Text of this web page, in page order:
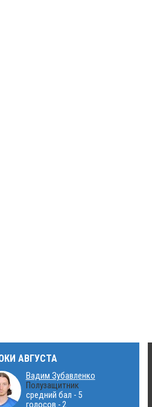
АВГУСТА
Вадим Зубавленко
Полузащитник
средний бал - 5
голосов - 2